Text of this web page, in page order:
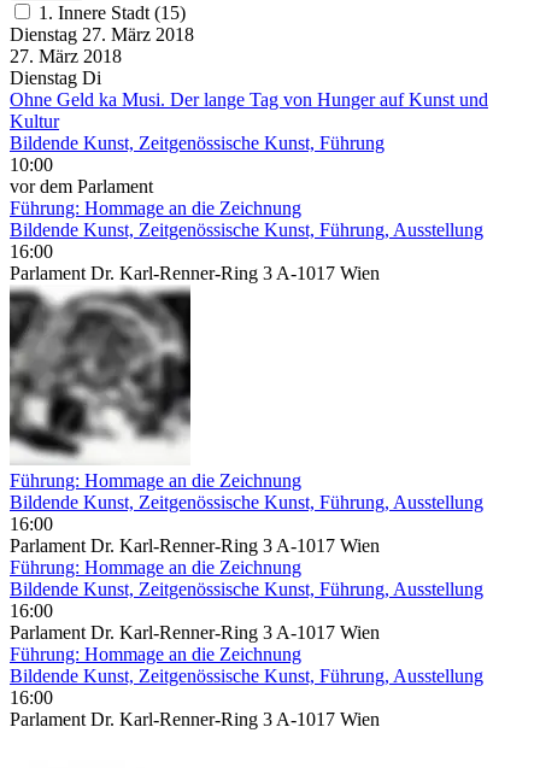
1. Innere Stadt (15)
Dienstag 27. März 2018
27. März 2018
Dienstag Di
Ohne Geld ka Musi. Der lange Tag von Hunger auf Kunst und
Kultur
Bildende Kunst, Zeitgenössische Kunst, Führung
10:00
vor dem Parlament
Führung: Hommage an die Zeichnung
Bildende Kunst, Zeitgenössische Kunst, Führung, Ausstellung
16:00
Parlament Dr. Karl-Renner-Ring 3 A-1017 Wien
Führung: Hommage an die Zeichnung
Bildende Kunst, Zeitgenössische Kunst, Führung, Ausstellung
16:00
Parlament Dr. Karl-Renner-Ring 3 A-1017 Wien
Führung: Hommage an die Zeichnung
Bildende Kunst, Zeitgenössische Kunst, Führung, Ausstellung
16:00
Parlament Dr. Karl-Renner-Ring 3 A-1017 Wien
Führung: Hommage an die Zeichnung
Bildende Kunst, Zeitgenössische Kunst, Führung, Ausstellung
16:00
Parlament Dr. Karl-Renner-Ring 3 A-1017 Wien